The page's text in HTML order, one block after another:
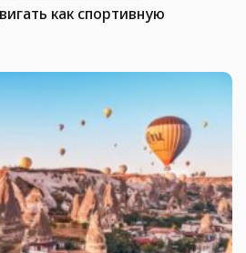
как спортивную